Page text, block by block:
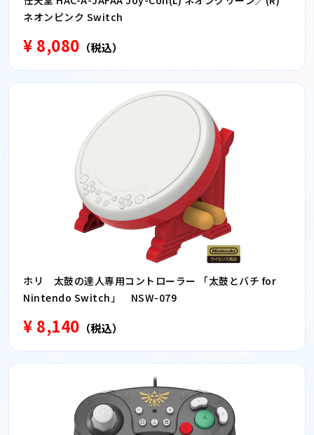
ネオンピンク Switch
¥ 8,080 （税込）
ホリ 太鼓の達人専用コントローラー 「太鼓とバチ for
Nintendo Switch」 NSW-079
¥ 8,140 （税込）